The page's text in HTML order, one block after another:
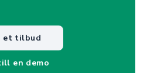
et tilbud
en demo